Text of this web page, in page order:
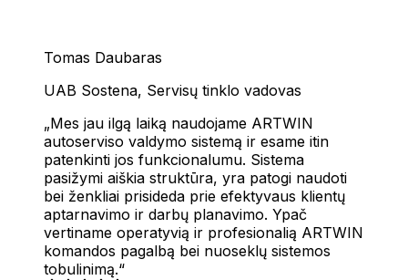
Tomas Daubaras
UAB Sostena, Servisų tinklo vadovas
Mes jau ilgą laiką naudojame ARTWIN
autoserviso valdymo sistemą ir esame itin
patenkinti jos funkcionalumu. Sistema
pasižymi aiškia struktūra, yra patogi naudoti
bei ženkliai prisideda prie efektyvaus klientų
aptarnavimo ir darbų planavimo. Ypač
vertiname operatyvią ir profesionalią ARTWIN
komandos pagalbą bei nuoseklų sistemos
tobulinimą.